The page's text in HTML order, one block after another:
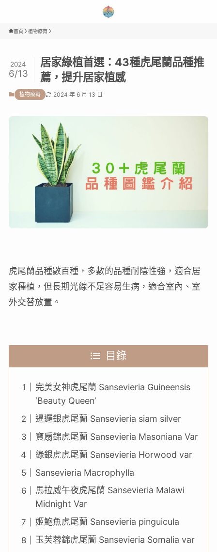
首頁 植物療育
居家綠植首選：43種虎尾蘭品種推
薦，提升居家植感
2024
6/13
植物療育 2024 年 6 月 13 日
虎尾蘭品種數百種，多數的品種耐陰性強，適合居
家種植，但長期光線不足容易生病，適合室內、室
外交替放置。
目錄
完美女神虎尾蘭 Sansevieria Guineensis
‘Beauty Queen’
暹邏銀虎尾蘭 Sansevieria siam silver
寶扇錦虎尾蘭 Sansevieria Masoniana Var
綠銀虎虎尾蘭 Sansevieria Horwood var
Sansevieria Macrophylla
馬拉威午夜虎尾蘭 Sansevieria Malawi
Midnight Var
姬鮑魚虎尾蘭 Sansevieria pinguicula
玉芙蓉錦虎尾蘭 Sansevieria Somalia var